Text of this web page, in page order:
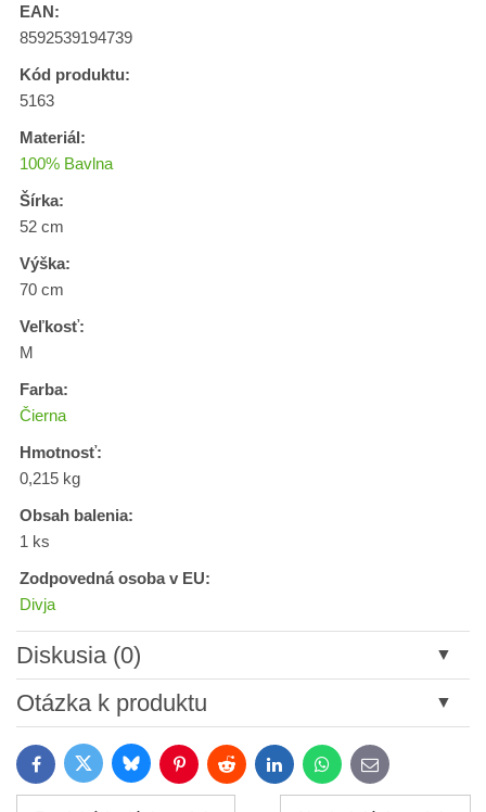
EAN:
8592539194739
Kód produktu:
5163
Materiál:
100% Bavlna
Šírka:
52 cm
Výška:
70 cm
Veľkosť:
M
Farba:
Čierna
Hmotnosť:
0,215 kg
Obsah balenia:
1 ks
Zodpovedná osoba v EU:
Divja
Diskusia (0)
Nový komentár
Názov:
Otázka k produktu
*
FacebookTwitter BlueskyPinterestReddit LinkedInWhatsApp
E-
mail